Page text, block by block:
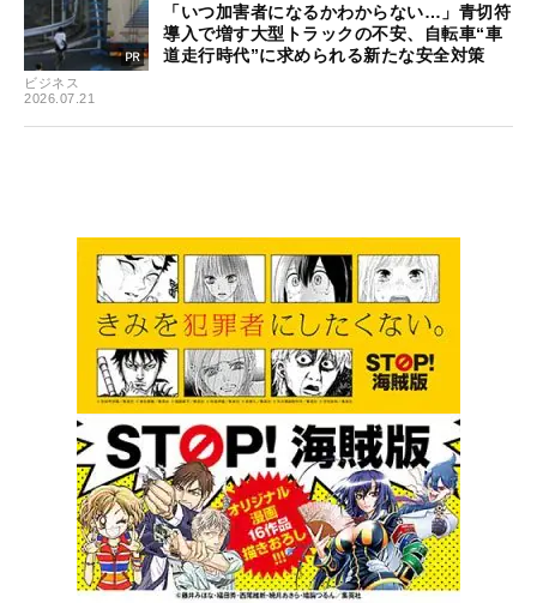
ビジネス
2026.07.21
「いつ加害者になるかわからない…」青切符
導入で増す大型トラックの不安、自転車“車
道走行時代”に求められる新たな安全対策